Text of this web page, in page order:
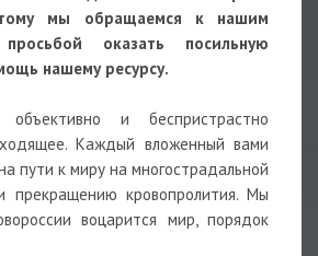
мы обращаемся к нашим
оказать посильную
нашему ресурсу.
и беспристрастно
Каждый вложенный вами
пути к миру на многострадальной
прекращению кровопролития. Мы
воцарится мир, порядок